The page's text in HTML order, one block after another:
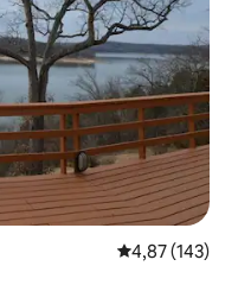
საშუალო
4,87 (143)